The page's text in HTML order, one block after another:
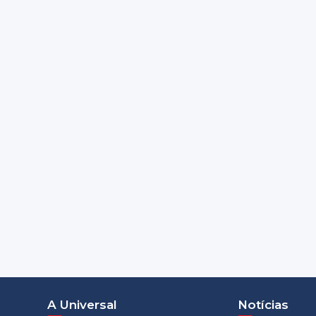
A Universal Notícias